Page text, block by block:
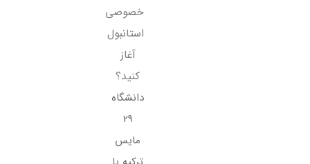
خصوصی
استانبول
آغاز
کنید؟
دانشگاه
29
مایس